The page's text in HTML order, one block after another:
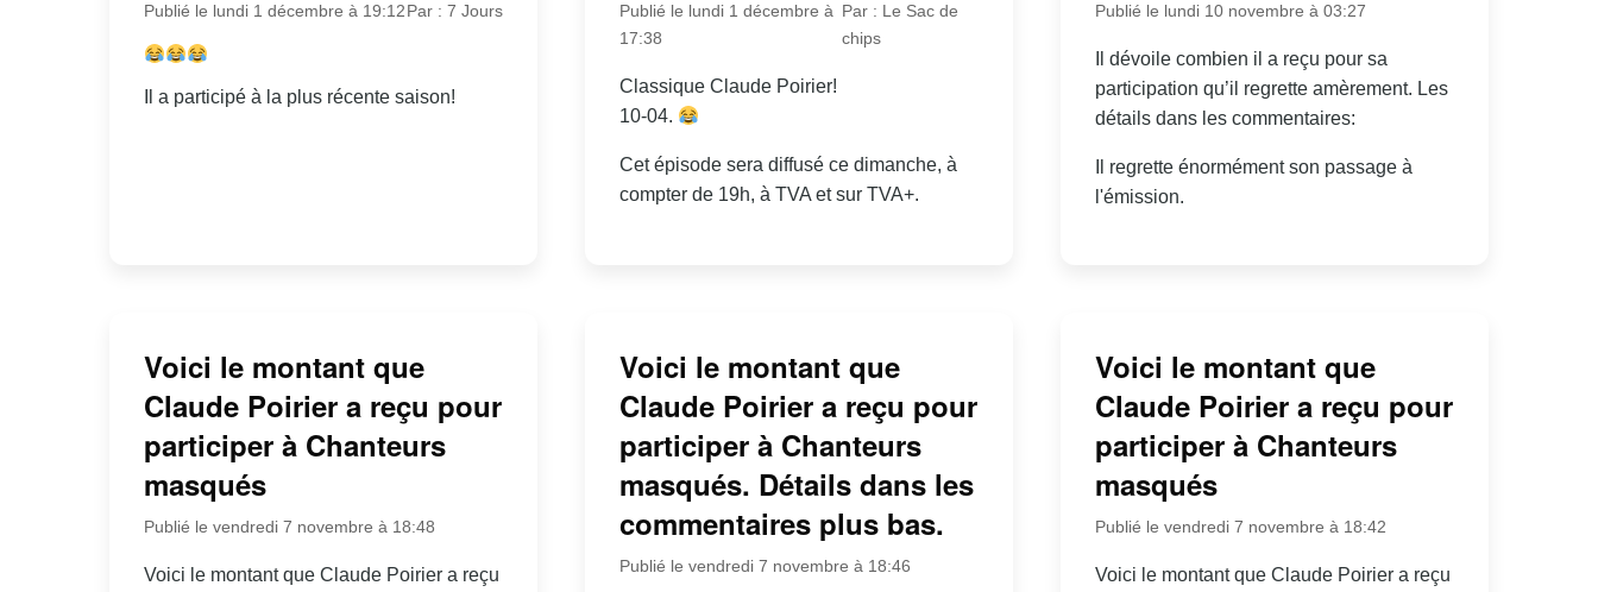
Publié le lundi 1 décembre à 19:12Par : 7 Jours
Il a participé à la plus récente saison!
Publié le lundi 1 décembre à
17:38
Par : Le Sac de
chips
Classique Claude Poirier!
10-04.
Cet épisode sera diffusé ce dimanche, à
compter de 19h, à TVA et sur TVA+.
Publié le lundi 10 novembre à 03:27
Il dévoile combien il a reçu pour sa
participation qu’il regrette amèrement. Les
détails dans les commentaires:
Il regrette énormément son passage à
l'émission.
Voici le montant que
Claude Poirier a reçu pour
participer à Chanteurs
masqués
Publié le vendredi 7 novembre à 18:48
Voici le montant que Claude Poirier a reçu
Voici le montant que
Claude Poirier a reçu pour
participer à Chanteurs
masqués. Détails dans les
commentaires plus bas.
Publié le vendredi 7 novembre à 18:46
Voici le montant que
Claude Poirier a reçu pour
participer à Chanteurs
masqués
Publié le vendredi 7 novembre à 18:42
Voici le montant que Claude Poirier a reçu